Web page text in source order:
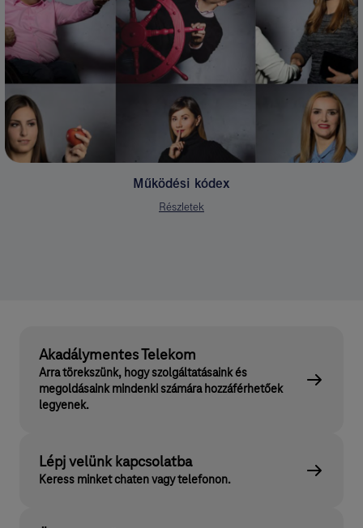
Működési kódex
Részletek
Akadálymentes Telekom
Arra törekszünk, hogy szolgáltatásaink és
megoldásaink mindenki számára hozzáférhetőek
legyenek.
Lépj velünk kapcsolatba
Keress minket chaten vagy telefonon.